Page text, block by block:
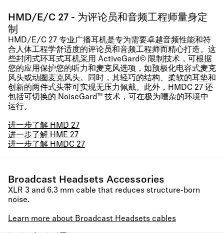
HMD/E/C 27 - 为评论员和音频工程师量身定
制
HMD/E/C 27 专业广播耳机是专为需要卓越音频性能和符
合人体工程学舒适度的评论员和音频工程师而精心打造。这
些封闭式环耳式耳机采用 ActiveGard© 限制技术，可根据
您的应用保护您的听力和麦克风选项，如预极化电容式麦克
风头或动圈麦克风头。同时，其轻巧的结构、柔软的耳垫和
创新的两件式头带可实现无压力佩戴。此外，HMDC 27 还
包括可切换的 NoiseGard™ 技术，可在极为嘈杂的环境中
运行。
进一步了解 HMD 27
进一步了解 HME 27
进一步了解 HMDC 27
Broadcast Headsets Accessories
XLR 3 and 6.3 mm cable that reduces structure-born
noise.
Learn more about Broadcast Headsets cables